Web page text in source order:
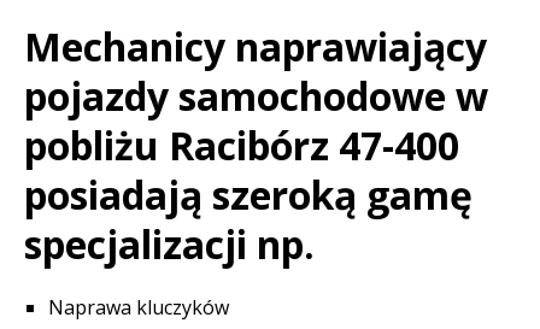
Mechanicy naprawiający
pojazdy samochodowe w
pobliżu Racibórz 47-400
posiadają szeroką gamę
specjalizacji np.
Naprawa kluczyków